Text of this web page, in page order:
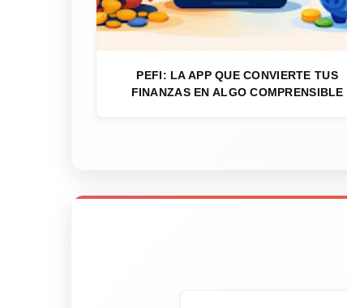
PEFI: LA APP QUE CONVIERTE TUS
FINANZAS EN ALGO COMPRENSIBLE